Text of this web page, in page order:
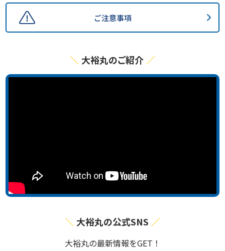
ご注意事項
大裕丸のご紹介
大裕丸の公式SNS
⼤裕丸の最新情報をGET！